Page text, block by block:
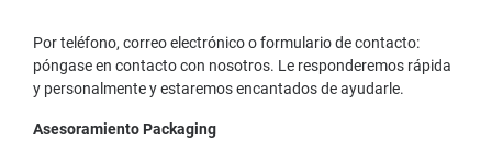
Por teléfono, correo electrónico o formulario de contacto:
póngase en contacto con nosotros. Le responderemos rápida
y personalmente y estaremos encantados de ayudarle.
Asesoramiento Packaging